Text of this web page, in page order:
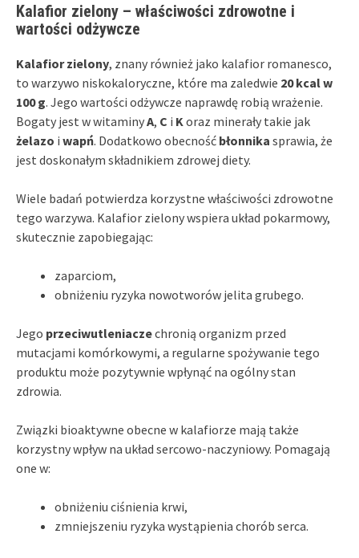
Kalafior zielony – właściwości zdrowotne i
wartości odżywcze
Kalafior zielony, znany również jako kalafior romanesco,
to warzywo niskokaloryczne, które ma zaledwie 20 kcal w
100 g. Jego wartości odżywcze naprawdę robią wrażenie.
Bogaty jest w witaminyA, C i K oraz minerały takie jak
żelazo i wapń. Dodatkowo obecność błonnika sprawia, że
jest doskonałym składnikiem zdrowej diety.
Wiele badań potwierdza korzystne właściwości zdrowotne
tego warzywa. Kalafior zielony wspiera układ pokarmowy,
skutecznie zapobiegając:
zaparciom,
obniżeniu ryzyka nowotworów jelita grubego.
Jego przeciwutleniaczechronią organizm przed
mutacjami komórkowymi, a regularne spożywanie tego
produktu może pozytywnie wpłynąć na ogólny stan
zdrowia.
Związki bioaktywne obecne w kalafiorze mają także
korzystny wpływ na układ sercowo-naczyniowy. Pomagają
one w:
obniżeniu ciśnienia krwi,
zmniejszeniu ryzyka wystąpienia chorób serca.